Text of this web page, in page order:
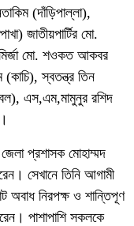
(দাঁড়িপাল্লা),
জাতীয়পার্টির মো.
মির্জা মো. শওকত আকবর
(কাচি), স্বতন্ত্র তিন
এস,এম,মামুনুর রশিদ
জেলা প্রশাসক মোহাম্মদ
সেখানে তিনি আগামী
অবাধ নিরপক্ষ ও শান্তিপূণ
পাশাপাশি সকলকে